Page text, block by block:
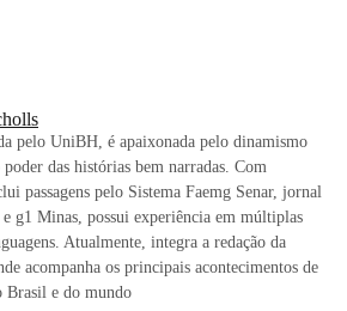
pelo UniBH, é apaixonada pelo dinamismo
das histórias bem narradas. Com
passagens pelo Sistema Faemg Senar, jornal
g1 Minas, possui experiência em múltiplas
Atualmente, integra a redação da
acompanha os principais acontecimentos de
Brasil e do mundo